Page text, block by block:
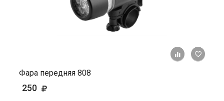
+ К
Фара передняя 808
250